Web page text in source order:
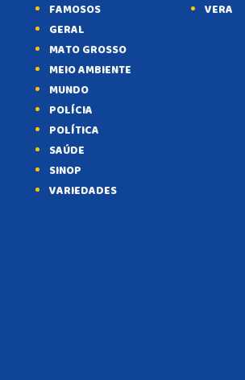
FAMOSOS
GERAL
MATO GROSSO
MEIO AMBIENTE
MUNDO
POLÍCIA
POLÍTICA
SAÚDE
SINOP
VARIEDADES
VERA